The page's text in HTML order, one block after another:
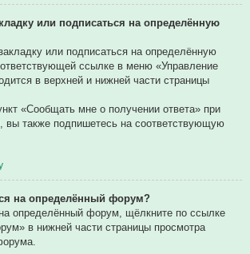
или подписаться на определённую
или подписаться на определённую
ссылке в меню «Управление
в верхней и нижней части страницы
«Сообщать мне о получении ответа» при
вы также подпишетесь на соответствующую
на определённый форум?
определённый форум, щёлкните по ссылке
в нижней части страницы просмотра